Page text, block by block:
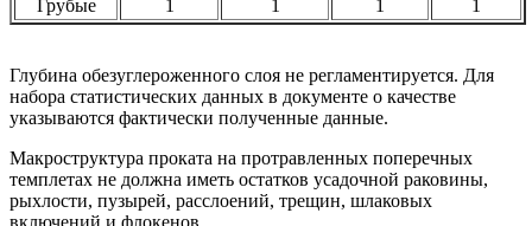
Грубые
1 1 1 1
Глубина обезуглероженного слоя не регламентируется. Для
набора статистических данных в документе о качестве
указываются фактически полученные данные.
Макроструктура проката на протравленных поперечных
темплетах не должна иметь остатков усадочной раковины,
рыхлости, пузырей, расслоений, трещин, шлаковых
включений и флокенов.